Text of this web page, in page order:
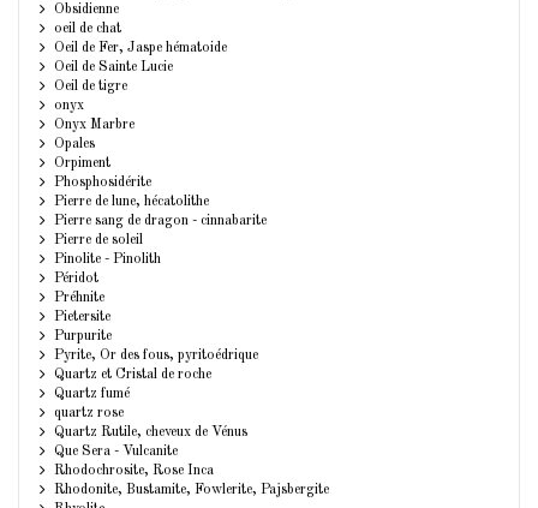
Obsidienne
oeil de chat
Oeil de Fer, Jaspe hématoide
Oeil de Sainte Lucie
Oeil de tigre
onyx
Onyx Marbre
Opales
Orpiment
Phosphosidérite
Pierre de lune, hécatolithe
Pierre sang de dragon - cinnabarite
Pierre de soleil
Pinolite - Pinolith
Péridot
Préhnite
Pietersite
Purpurite
Pyrite, Or des fous, pyritoédrique
Quartz et Cristal de roche
Quartz fumé
quartz rose
Quartz Rutile, cheveux de Vénus
Que Sera - Vulcanite
Rhodochrosite, Rose Inca
Rhodonite, Bustamite, Fowlerite, Pajsbergite